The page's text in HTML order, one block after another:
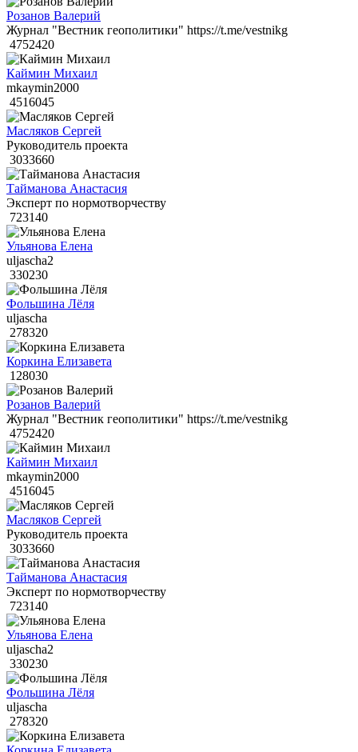
Розанов Валерий
Журнал "Вестник геополитики" https://t.me/vestnikg
4752420
Каймин Михаил
mkaymin2000
4516045
Масляков Сергей
Руководитель проекта
3033660
Тайманова Анастасия
Эксперт по нормотворчеству
723140
Ульянова Елена
uljascha2
330230
Фольшина Лёля
uljascha
278320
Коркина Елизавета
128030
Розанов Валерий
Журнал "Вестник геополитики" https://t.me/vestnikg
4752420
Каймин Михаил
mkaymin2000
4516045
Масляков Сергей
Руководитель проекта
3033660
Тайманова Анастасия
Эксперт по нормотворчеству
723140
Ульянова Елена
uljascha2
330230
Фольшина Лёля
uljascha
278320